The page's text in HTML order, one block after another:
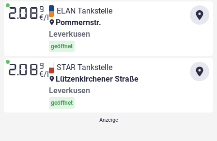
2.08 9
€/l
ELAN Tankstelle
Pommernstr.
Leverkusen
geöffnet
2.08 9
€/l
STAR Tankstelle
Lützenkirchener Straße
Leverkusen
geöffnet